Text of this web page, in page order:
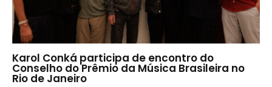
Karol Conká participa de encontro do
Conselho do Prêmio da Música Brasileira no
Rio de Janeiro